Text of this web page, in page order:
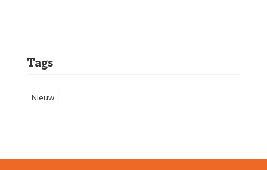
Tags
Nieuw